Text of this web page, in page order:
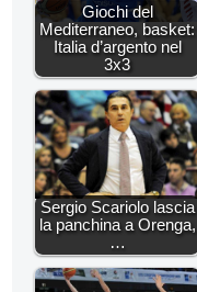
Giochi del
Mediterraneo, basket:
Italia d’argento nel
3x3
Sergio Scariolo lascia
la panchina a Orenga,
…